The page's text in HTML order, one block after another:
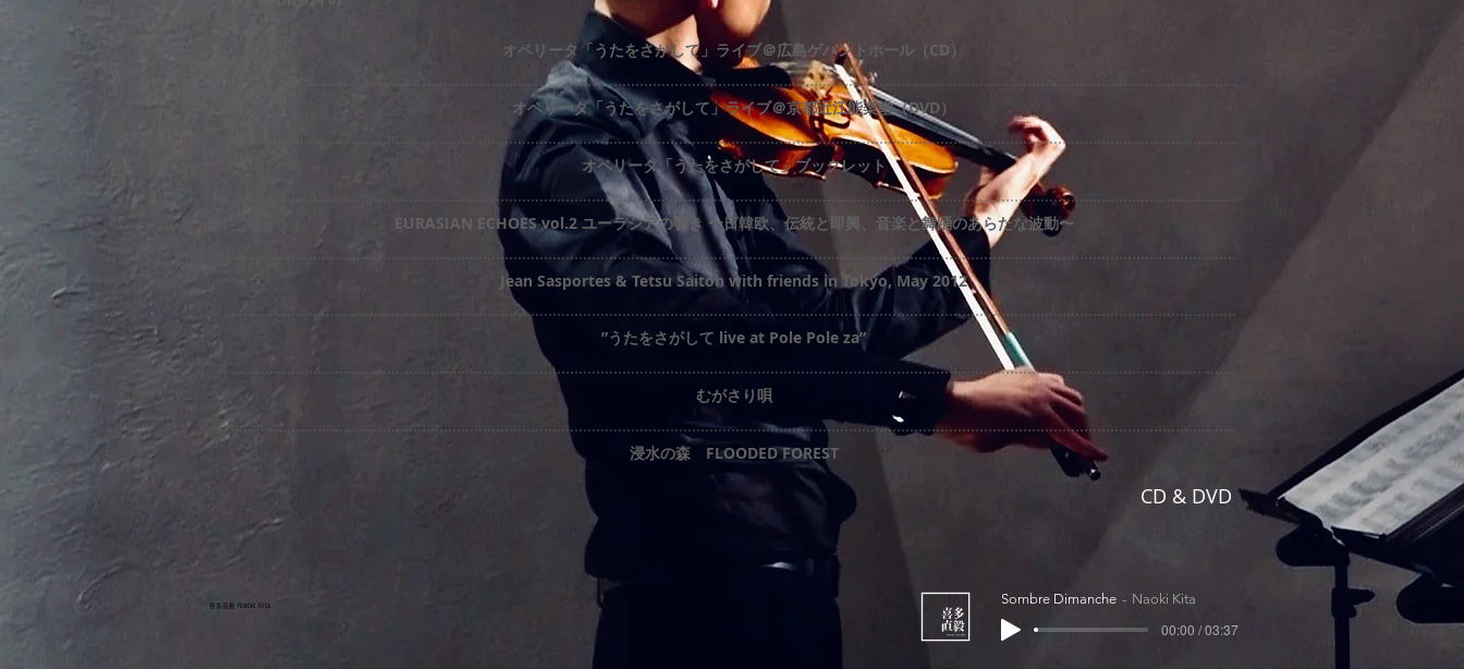
オペリータ「うたをさがして」ライブ＠広島ゲバントホール（CD）
オペリータ「うたをさがして」ライブ＠京都近江能楽堂（DVD）
オペリータ「うたをさがして」ブックレット
EURASIAN ECHOES vol.2 ユーラシアの響き 〜日韓欧、伝統と即興、音楽と舞踊のあらたな波動〜
Jean Sasportes & Tetsu Saitoh with friends in Tokyo, May 2012
”うたをさがして live at Pole Pole za”
むがさり唄
浸水の森 FLOODED FOREST
CD & DVD
喜多直毅 Naoki Kita Sombre Dimanche Naoki Kita
00:00 / 03:37